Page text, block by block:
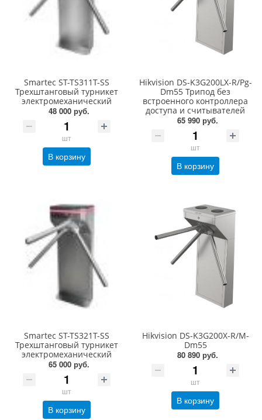
Smartec ST-TS311T-SS
Трехштанговый турникет
электромеханический
48 000 руб.
шт
В корзину
Hikvision DS-K3G200LX-R/Pg-
Dm55 Трипод без
встроенного контроллера
доступа и считывателей
65 990 руб.
шт
В корзину
Smartec ST-TS321T-SS
Трехштанговый турникет
электромеханический
65 000 руб.
шт
В корзину
Hikvision DS-K3G200X-R/M-
Dm55
80 890 руб.
шт
В корзину